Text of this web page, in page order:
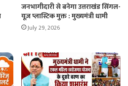
जनभागीदारी से बनेगा उत्तराखंड सिंगल-
यूज़ प्लास्टिक मुक्त : मुख्यमंत्री धामी
July 29, 2026